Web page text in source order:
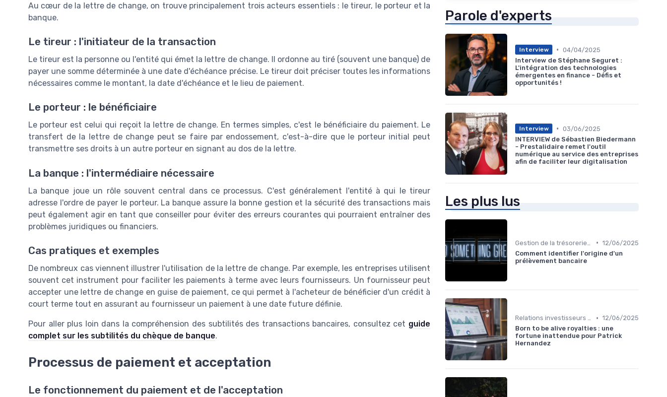
Au cœur de la lettre de change, on trouve principalement trois acteurs essentiels : le tireur, le porteur et la
banque.
Le tireur : l'initiateur de la transaction
Le tireur est la personne ou l'entité qui émet la lettre de change. Il ordonne au tiré (souvent une banque) de
payer une somme déterminée à une date d'échéance précise. Le tireur doit préciser toutes les informations
nécessaires comme le montant, la date d'échéance et le lieu de paiement.
Le porteur : le bénéficiaire
Le porteur est celui qui reçoit la lettre de change. En termes simples, c'est le bénéficiaire du paiement. Le
transfert de la lettre de change peut se faire par endossement, c'est-à-dire que le porteur initial peut
transmettre ses droits à un autre porteur en signant au dos de la lettre.
La banque : l'intermédiaire nécessaire
La banque joue un rôle souvent central dans ce processus. C'est généralement l'entité à qui le tireur
adresse l'ordre de payer le porteur. La banque assure la bonne gestion et la sécurité des transactions mais
peut également agir en tant que conseiller pour éviter des erreurs courantes qui pourraient entraîner des
problèmes juridiques ou financiers.
Cas pratiques et exemples
De nombreux cas viennent illustrer l'utilisation de la lettre de change. Par exemple, les entreprises utilisent
souvent cet instrument pour faciliter les paiements à terme avec leurs fournisseurs. Un fournisseur peut
accepter une lettre de change en guise de paiement, ce qui permet à l'acheteur de bénéficier d'un crédit à
court terme tout en assurant au fournisseur un paiement à une date future définie.
Pour aller plus loin dans la compréhension des subtilités des transactions bancaires, consultez cet guide
complet sur les subtilités du chèque de banque.
Processus de paiement et acceptation
Le fonctionnement du paiement et de l'acceptation
Parole d'experts
Interview • 04/04/2025
Interview de Stéphane Seguret :
L'intégration des technologies
émergentes en finance - Défis et
opportunités !
Interview • 03/06/2025
INTERVIEW de Sébastien Biedermann
- Prestalidaire remet l'outil
numérique au service des entreprises
afin de faciliter leur digitalisation
Les plus lus
• 12/06/2025
Comment identifier l'origine d'un
prélèvement bancaire
Relations investisseurs & actionnaires • 12/06/2025
Born to be alive royalties : une
fortune inattendue pour Patrick
Hernandez